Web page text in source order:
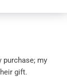
purchase; my
gift.